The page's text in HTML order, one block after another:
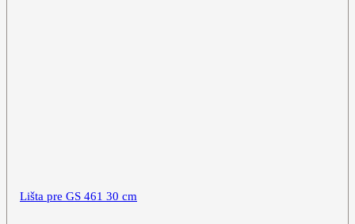
Lišta pre GS 461 30 cm